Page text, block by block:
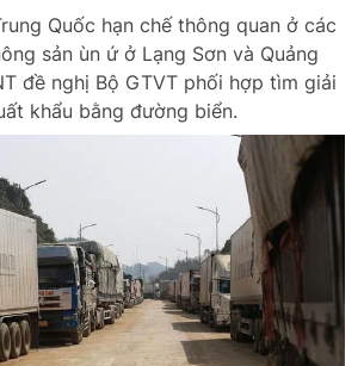
Quốc hạn chế thông quan ở các
sản ùn ứ ở Lạng Sơn và Quảng
đề nghị Bộ GTVT phối hợp tìm giải
khẩu bằng đường biển.